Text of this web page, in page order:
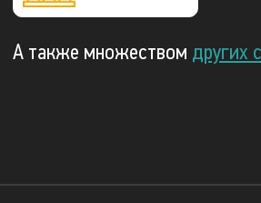
А также множеством других